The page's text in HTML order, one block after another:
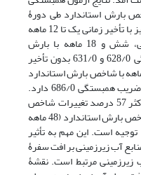
بارش استاندارد طی دورۀ
زمانی مطالعه‏شده بدون تأخیر زمانی و نیز با تأخیر زمانی یک تا 12 ماهه
نشان داد شاخص منبع آ‏ب زیر‏زمینی، شش و 18 ماهه با بارش
استاندارد، 48 ماهه با ضریب همبستگی 628/0 و 631/0 بدون تأخیر
و شاخص منبع آب زیرزمینی، 48 ماهه با شاخص بارش استاندارد
همین دوره با تأخیر زمانی شش‏ ماهه ضریب همبستگی 686/0 دارد.
بررسی مدل رگرسیونی نشان داد حداکثر 57 درصد تغییرات شاخص
منبع آب زیر‏زمینی (48‏ ماهه) توسط شاخص بارش استاندارد (48 ماهه
است. این مهم به تأثیر
آب زیرزمینی بر افت سفرۀ
مرتبط است. نقشۀ